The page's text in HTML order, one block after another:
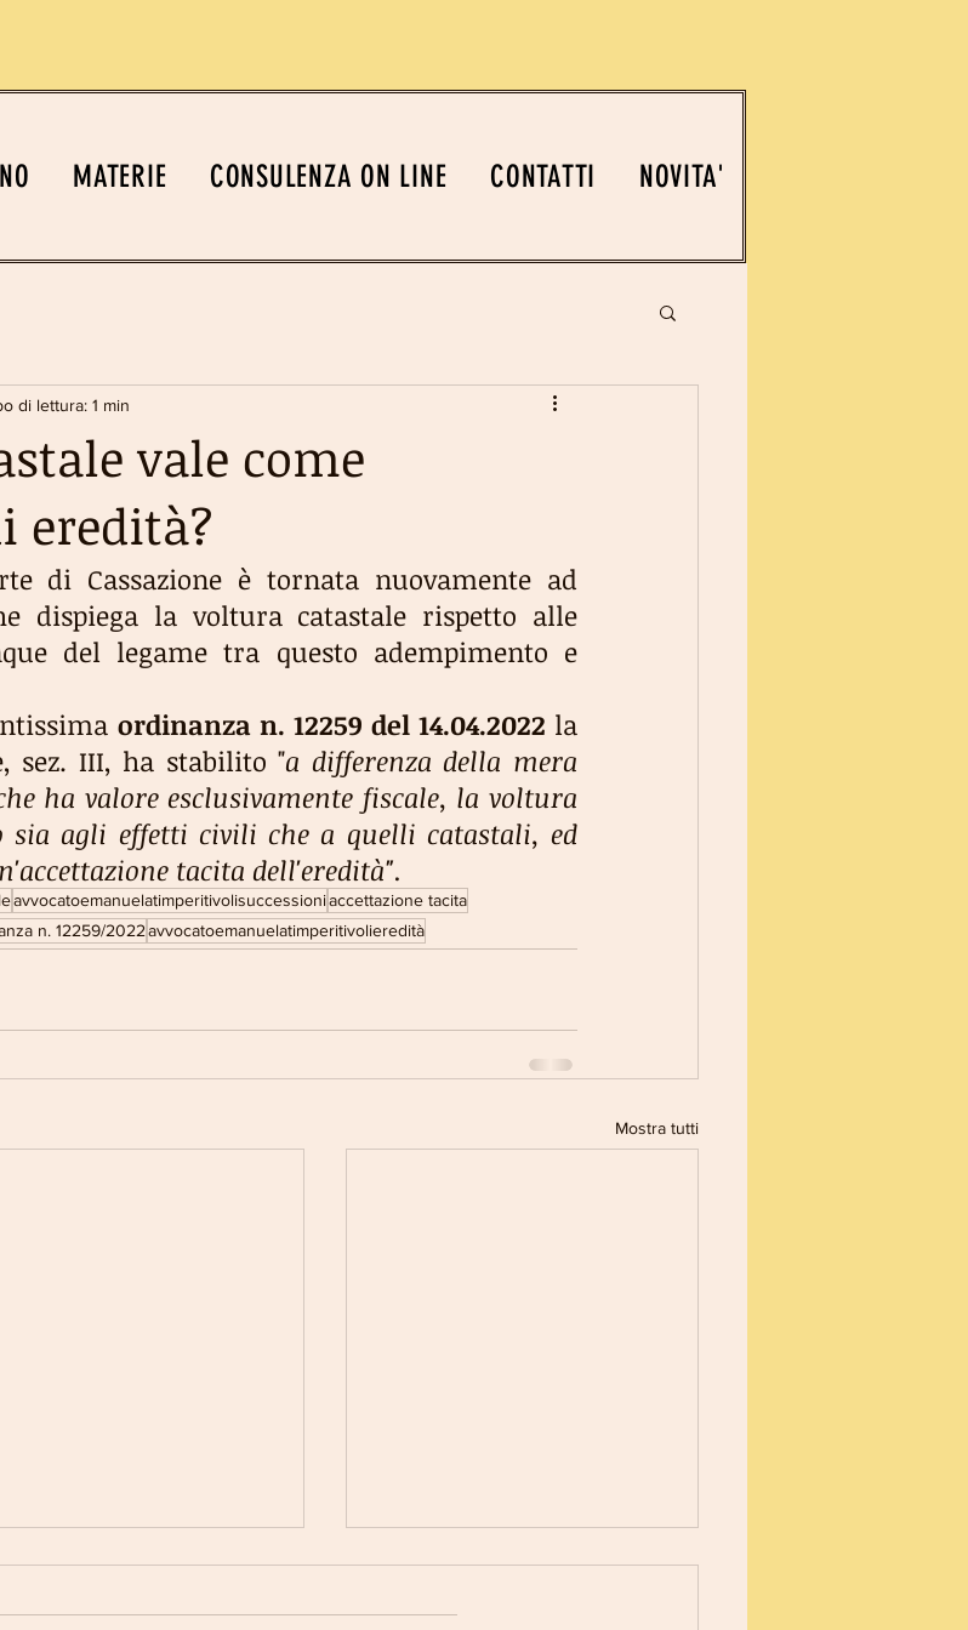
MATERIE CONSULENZA ON LINE CONTATTI NOVITA'
vale come
eredità?
di lettura: 1 min
di Cassazione è tornata nuovamente ad
dispiega la voltura catastale rispetto alle
del legame tra questo adempimento e
ordinanza n. 12259 del 14.04.2022 la
sez. III, ha stabilito "a differenza della mera
ha valore esclusivamente fiscale, la voltura
sia agli effetti civili che a quelli catastali, ed
tacita dell'eredità".
avvocatoemanuelatimperitivolisuccessioniaccettazione tacita
n. 12259/2022avvocatoemanuelatimperitivolieredità
Mostra tutti